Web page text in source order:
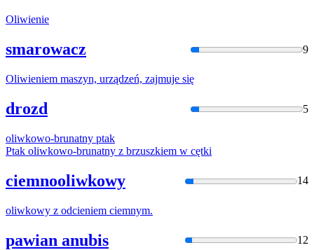
Oliwienie
smarowacz 9
Oliwieniem maszyn, urządzeń, zajmuje się
drozd 5
oliwkowo-brunatny ptak
Ptak oliwkowo-brunatny z brzuszkiem w cętki
ciemnooliwkowy 14
oliwkowy z odcieniem ciemnym.
pawian anubis 12